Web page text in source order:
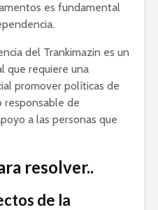
es fundamental
del Trankimazin es un
que requiere una
promover políticas de
responsable de
a las personas que
resolver..
de la